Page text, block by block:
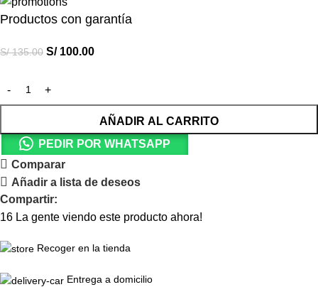
Productos con garantía
S/135.00 S/100.00
AÑADIR AL CARRITO
PEDIR POR WHATSAPP
Comparar
Añadir a lista de deseos
Compartir:
16 La gente viendo este producto ahora!
Recoger en la tienda
Entrega a domicilio